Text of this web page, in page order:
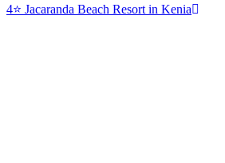
4⭐ Jacaranda Beach Resort in Kenia